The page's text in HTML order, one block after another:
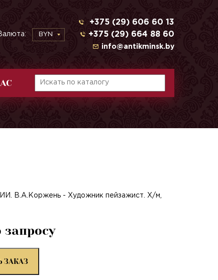
BYN
+375 (29) 606 60 13
+375 (29) 664 88 60
info@antikminsk.by
В.А.Коржень - Художник пейзажист. Х/м,
запросу
ЗАКАЗ